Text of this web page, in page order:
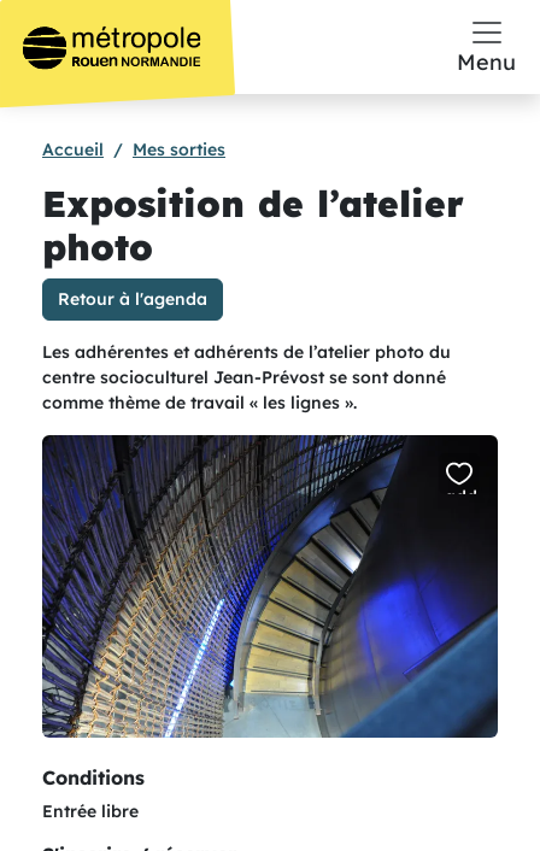
Menu
Accueil Mes sorties
Exposition de l’atelier
photo
Retour à l'agenda
Les adhérentes et adhérents de l’atelier photo du
centre socioculturel Jean-Prévost se sont donné
comme thème de travail « les lignes ».
add
Conditions
Entrée libre